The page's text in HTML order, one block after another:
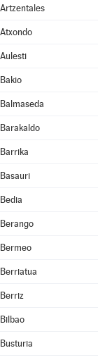
Artzentales
Atxondo
Aulesti
Bakio
Balmaseda
Barakaldo
Barrika
Basauri
Bedia
Berango
Bermeo
Berriatua
Berriz
Bilbao
Busturia